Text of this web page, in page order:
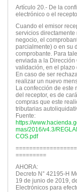
Artículo 20.- De la
electrónico o el
Cuando el emisor
servicios
negocio, el
parcialmente) o en su
comprobante. Para
enviada a la Dirección
validación, en el plazo
En caso de ser
realizar un nuevo
La confección de este
del receptor, es de
compras que este
tributarias
Fuente:
https://
mas/2016/v4.3/
COS.pdf
=========
AHORA:
Decreto N° 42195-H
19 de junio de 2019,
Electrónicos para